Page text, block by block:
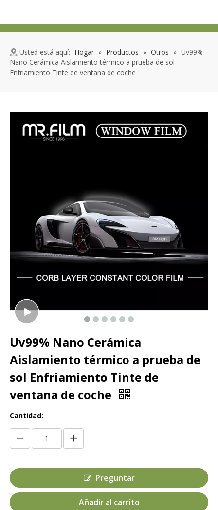
Usted está aquí: Hogar » Productos » Otros » Uv99%
Nano Cerámica Aislamiento térmico a prueba de sol
Enfriamiento Tinte de ventana de coche
Uv99% Nano Cerámica
Aislamiento térmico a prueba de
sol Enfriamiento Tinte de
ventana de coche
Cantidad:
Preguntar
Añadir al carrito